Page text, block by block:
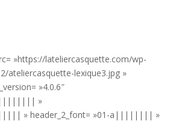
»https://lateliercasquette.com/wp-
ateliercasquette-lexique3.jpg »
»4.0.6″
»
» header_2_font= »01-a|||||||| »